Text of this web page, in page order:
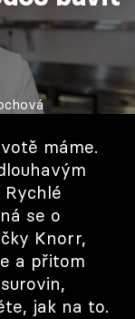
máme.
se o
Knorr,
a přitom
jak na to.